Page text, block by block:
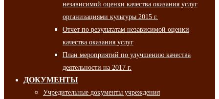
независимой оценки качества оказания услуг
организациями культуры 2015 г.
Отчет по результатам независимой оценки
качества оказания услуг
План мероприятий по улучшению качества
деятельности на 2017 г.
ДОКУМЕНТЫ
Учредительные документы учреждения